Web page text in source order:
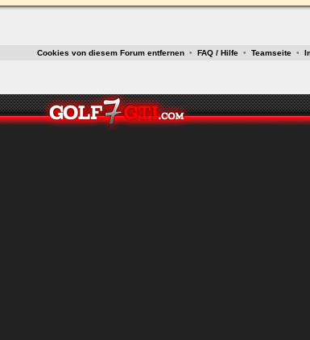
Cookies von diesem Forum entfernen • FAQ / Hilfe • Teamseite •